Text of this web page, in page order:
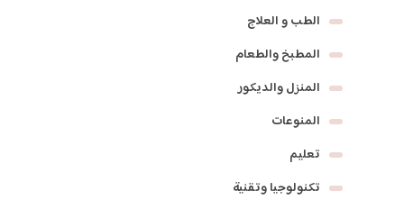
الطب و العلاج
المطبخ والطعام
المنزل والديكور
المنوعات
تعليم
تكنولوجيا وتقنية